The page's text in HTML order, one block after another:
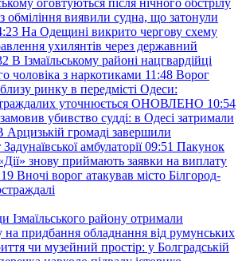
оговтуються після нічного обстрілу
обміління виявили судна, що затонули
На Одещині викрито чергову схему
ухилянтів через державний
В Ізмаїльському районі нацгвардійці
чоловіка з наркотиками 11:48 Ворог
ринку в передмісті Одеси:
уточнюється ОНОВЛЕНО 10:54
убивство судді: в Одесі затримали
Арцизькій громаді завершили
амбулаторії 09:51 Пакунок
знову приймають заявки на виплату
Вночі ворог атакував місто Білгород-
Ізмаїльського району отримали
на придбання обладнання від румунських
чи музейний простір: у Болградській